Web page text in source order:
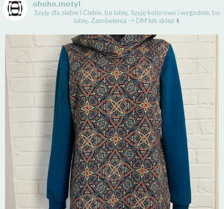
ohoho.motyl
Szyję dla siebie i Ciebie, bo lubię. Szyję kolorowo i wygodnie, bo
lubię. Zamówienia -> DM lub sklep ⬇️